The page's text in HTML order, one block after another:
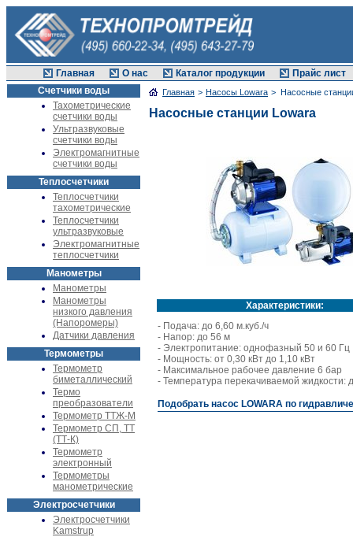
Главная О нас Каталог продукции
Прайс лист
Счетчики воды
Тахометрические
счетчики воды
Ультразвуковые
счетчики воды
Электромагнитные
счетчики воды
Теплосчетчики
Теплосчетчики
тахометрические
Теплосчетчики
ультразвуковые
Электромагнитные
теплосчетчики
Манометры
Манометры
Манометры
низкого давления
(Напоромеры)
Датчики давления
Термометры
Термометр
биметаллический
Термо
преобразователи
Термометр ТТЖ-М
Термометр СП, ТТ
(ТТ-К)
Термометр
электронный
Термометры
манометрические
Электросчетчики
Электросчетчики
Kamstrup
Главная > Насосы Lowara > Насосные
Насосные станции Lowara
Характеристики:
- Подача: до 6,60 м.куб./ч
- Напор: до 56 м
- Электропитание: однофазный 50 и 60 Гц
- Мощность: от 0,30 кВт до 1,10 кВт
- Максимальное рабочее давление 6 бар
- Температура перекачиваемой жидкости:
Подобрать насос LOWARA по